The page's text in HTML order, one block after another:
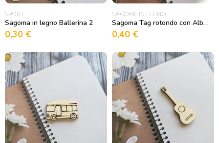
SPORT
Sagoma in legno Ballerina 2
0,30 €
SAGOME IN LEGNO
Sagoma Tag rotondo con Albero della Vita
0,40 €